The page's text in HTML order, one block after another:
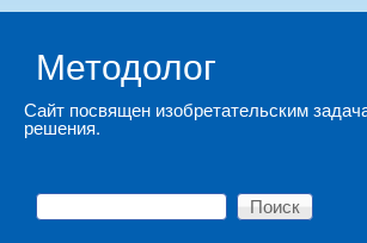
Методолог
Сайт посвящен изобретательским
решения.
Форма поиска
Поиск